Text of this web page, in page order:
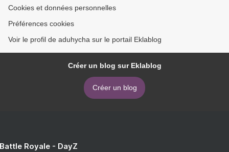
Cookies et données personnelles
Préférences cookies
Voir le profil de aduhycha sur le portail Eklablog
Créer un blog sur Eklablog
Créer un blog
Royale - DayZ